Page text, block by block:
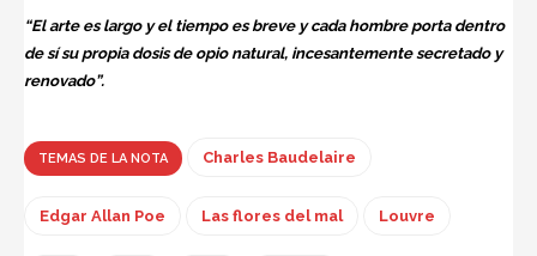
“El arte es largo y el tiempo es breve y cada hombre porta dentro
de sí su propia dosis de opio natural, incesantemente secretado y
renovado”.
TEMAS DE LA NOTA Charles Baudelaire
Edgar Allan Poe Las flores del mal Louvre